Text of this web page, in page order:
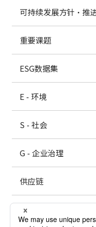
可持续发展方针・推
重要课题
ESG数据集
E - 环境
S - 社会
G - 企业治理
供应链
社会贡献活动